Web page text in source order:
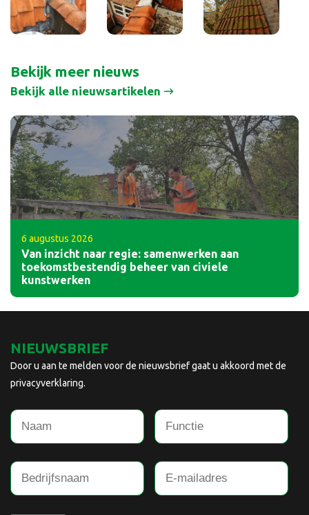
Bekijk meer nieuws
Bekijk alle nieuwsartikelen
6 augustus 2026
Van inzicht naar regie: samenwerken aan
toekomstbestendig beheer van civiele
kunstwerken
NIEUWSBRIEF
Door u aan te melden voor de nieuwsbrief gaat u akkoord met de
privacyverklaring.